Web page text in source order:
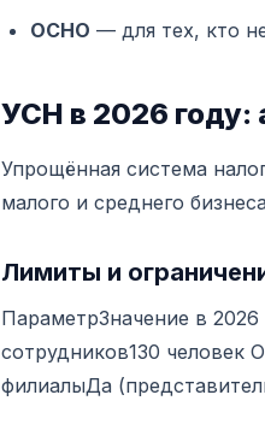
ОСНО — для тех, кто
УСН в 2026 году:
Упрощённая система
малого и среднего
Лимиты и
ПараметрЗначение в
сотрудников130 человек
филиалыДа